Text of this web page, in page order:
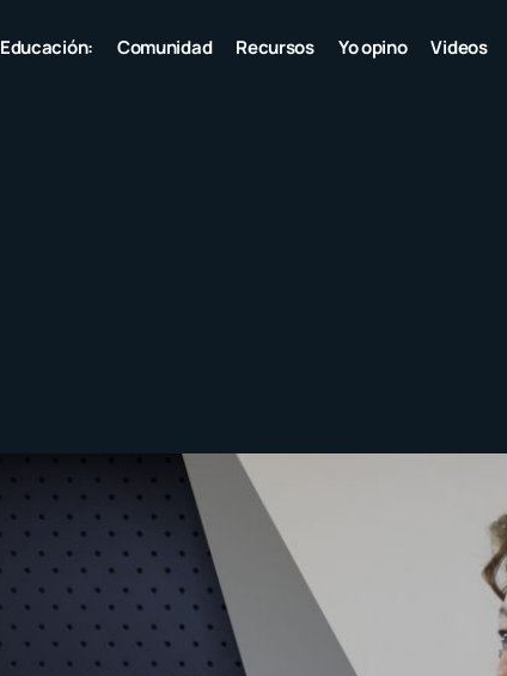
Educación: Comunidad Recursos Yo opino Videos